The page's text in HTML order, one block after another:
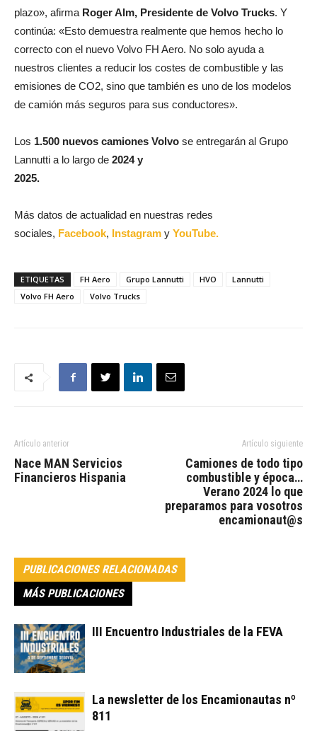
plazo», afirma Roger Alm, Presidente de Volvo Trucks. Y
continúa: «Esto demuestra realmente que hemos hecho lo
correcto con el nuevo Volvo FH Aero. No solo ayuda a
nuestros clientes a reducir los costes de combustible y las
emisiones de CO2, sino que también es uno de los modelos
de camión más seguros para sus conductores».
Los 1.500 nuevos camiones Volvo se entregarán al Grupo
Lannutti a lo largo de 2024 y
2025.
Más datos de actualidad en nuestras redes
sociales, Facebook, Instagram y YouTube.
ETIQUETAS FH Aero Grupo Lannutti HVO
Lannutti
Volvo FH Aero
Volvo Trucks
Artículo anterior
Nace MAN Servicios
Financieros Hispania
Artículo siguiente
Camiones de todo tipo
combustible y época…
Verano 2024 lo que
preparamos para vosotros
encamionaut@s
PUBLICACIONES RELACIONADAS
MÁS PUBLICACIONES
III Encuentro Industriales de la FEVA
La newsletter de los Encamionautas nº
811